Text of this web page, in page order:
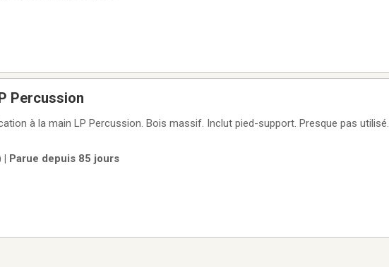
Percussion
à la main LP Percussion. Bois massif. Inclut pied-support. Presque pas utilisé.
Parue depuis 85 jours